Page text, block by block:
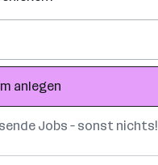
anlegen
Jobs – sonst nichts!